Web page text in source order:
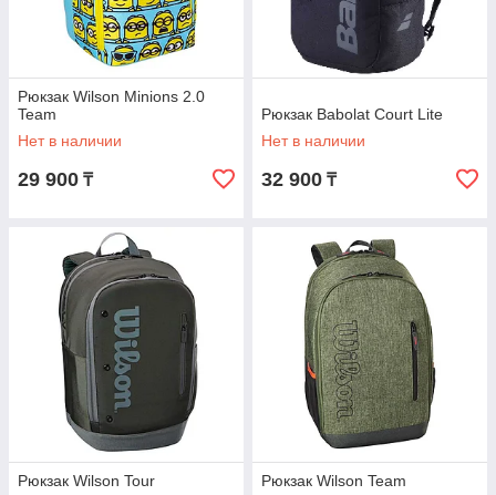
Рюкзак Wilson Minions 2.0
Team
Нет в наличии
29 900 ₸
Рюкзак Babolat Court Lite
Нет в наличии
32 900 ₸
Рюкзак Wilson Tour Рюкзак Wilson Team